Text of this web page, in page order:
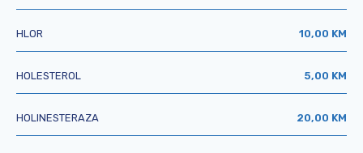
HLOR 10,00 KM
HOLESTEROL 5,00 KM
HOLINESTERAZA 20,00 KM